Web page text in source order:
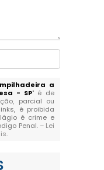
a
- SP" é de
parcial ou
é proibida
é crime e
Penal. – Lei
.